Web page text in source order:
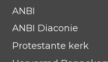
ANBI
ANBI Diaconie
Protestante kerk